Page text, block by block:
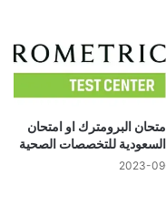
البرومترك او امتحان
السعودية للتخصصات الصحية
2023-